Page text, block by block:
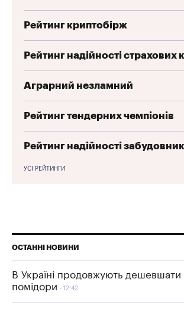
Рейтинг криптобірж
Рейтинг надійності страхових
Аграрний незламний
Рейтинг тендерних чемпіонів
Рейтинг надійності
УСІ РЕЙТИНГИ
ОСТАННІ НОВИНИ
В Україні продовжують дешевшати
помідори
12:42